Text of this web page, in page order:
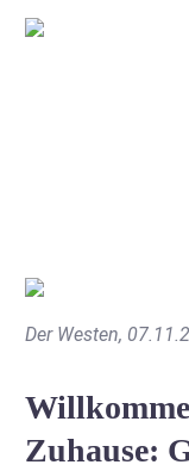
Der Westen,
Zuhause: